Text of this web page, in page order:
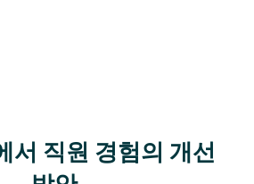
서 직원 경험의 개선